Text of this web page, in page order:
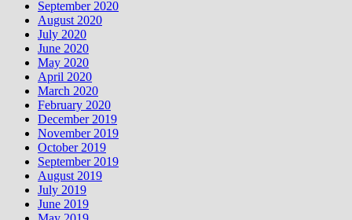
September 2020
August 2020
July 2020
June 2020
May 2020
April 2020
March 2020
February 2020
December 2019
November 2019
October 2019
September 2019
August 2019
July 2019
June 2019